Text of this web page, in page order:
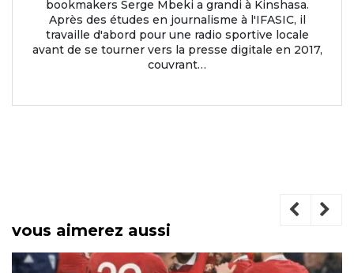
bookmakers Serge Mbeki a grandi à Kinshasa.
Après des études en journalisme à l'IFASIC, il
travaille d'abord pour une radio sportive locale
avant de se tourner vers la presse digitale en 2017,
couvrant…
vous aimerez aussi